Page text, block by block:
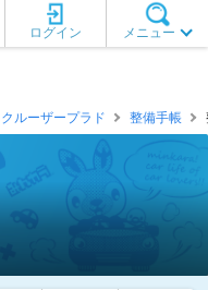
メニュー
ログイン
ルーザープラド 整備手帳